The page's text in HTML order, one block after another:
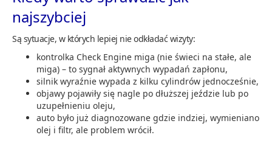
najszybciej
Są sytuacje, w których lepiej nie odkładać wizyty:
kontrolka Check Engine miga (nie świeci na stałe, ale
miga) – to sygnał aktywnych wypadań zapłonu,
silnik wyraźnie wypada z kilku cylindrów jednocześnie,
objawy pojawiły się nagle po dłuższej jeździe lub po
uzupełnieniu oleju,
auto było już diagnozowane gdzie indziej, wymieniano
olej i filtr, ale problem wrócił.